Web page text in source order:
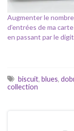
Augmenter le nombre
d’entrées de ma
en passant par le
biscuit, blues,
collection